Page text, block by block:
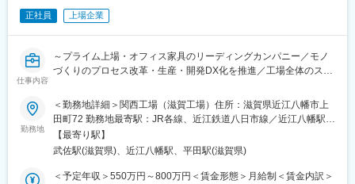
変更の範囲：会社の定める業務
ですが、工場を単なる製造拠点ではなく、価値を生み出す戦略拠
点とするため度重なるリニューアルを進めております。滋賀工場
では、データとデザインを融合した共創型工場「ITOKI DESIGN
HOUSE SHIGA」を開設し、開発・試作・検証を一体化。人と空
間の動きを可視化する「Data Trekking」を活用し、工場自体が常
にアップデートされ続ける“進化するものづくり”を実現していま
■やりがい：
DXを軸にした事業改革が加速している当社において、“工場を価
値創出の場へ”という新しい発想のもと、未来の働く環境を支える
る「手触り感のある成果」と、「経営へのインパクトの大きさ」
正社員 上場企業
仕事内容
～プライム上場・オフィス家具のリーディングカンパニー／モノ
づくりのプロセス改革・生産・開発DX化を推進／工場全体のスマ
者に／年間休日131日・夜勤なし～
■業務概要：
モノづくりのプロセス改革として、生産・開発DX化構想を考えて
おり、ＤＸ部門との連携を図り、要件定義からシステム開発、新
規機材の導入、運用以降、初期流動の管理をお任せ致します。
勤務地
＜勤務地詳細＞関西工場（滋賀工場）住所：滋賀県近江八幡市上
田町72 勤務地最寄駅：JR各線、近江鉄道八日市線／近江八幡駅受
動喫煙対策：屋内全面禁煙
【最寄り駅】
武佐駅(滋賀県)、近江八幡駅、平田駅(滋賀県)
＜予定年収＞550万円～800万円＜賃金形態＞月給制＜賃金内訳＞